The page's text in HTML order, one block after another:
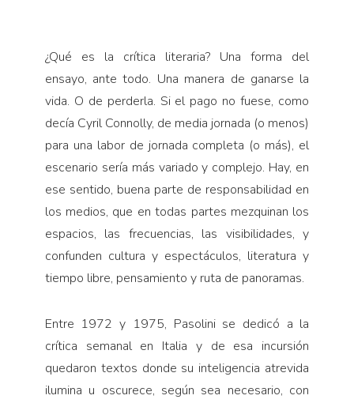
¿Qué es la crítica literaria? Una forma del
ensayo, ante todo. Una manera de ganarse la
vida. O de perderla. Si el pago no fuese, como
decía Cyril Connolly, de media jornada (o menos)
para una labor de jornada completa (o más), el
escenario sería más variado y complejo. Hay, en
ese sentido, buena parte de responsabilidad en
los medios, que en todas partes mezquinan los
espacios, las frecuencias, las visibilidades, y
confunden cultura y espectáculos, literatura y
tiempo libre, pensamiento y ruta de panoramas.
Entre 1972 y 1975, Pasolini se dedicó a la
crítica semanal en Italia y de esa incursión
quedaron textos donde su inteligencia atrevida
ilumina u oscurece, según sea necesario, con